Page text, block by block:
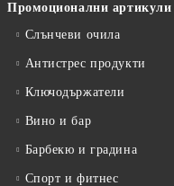
Промоционални артикули
Слънчеви очила
Антистрес продукти
Ключодържатели
Вино и бар
Барбекю и градина
Спорт и фитнес